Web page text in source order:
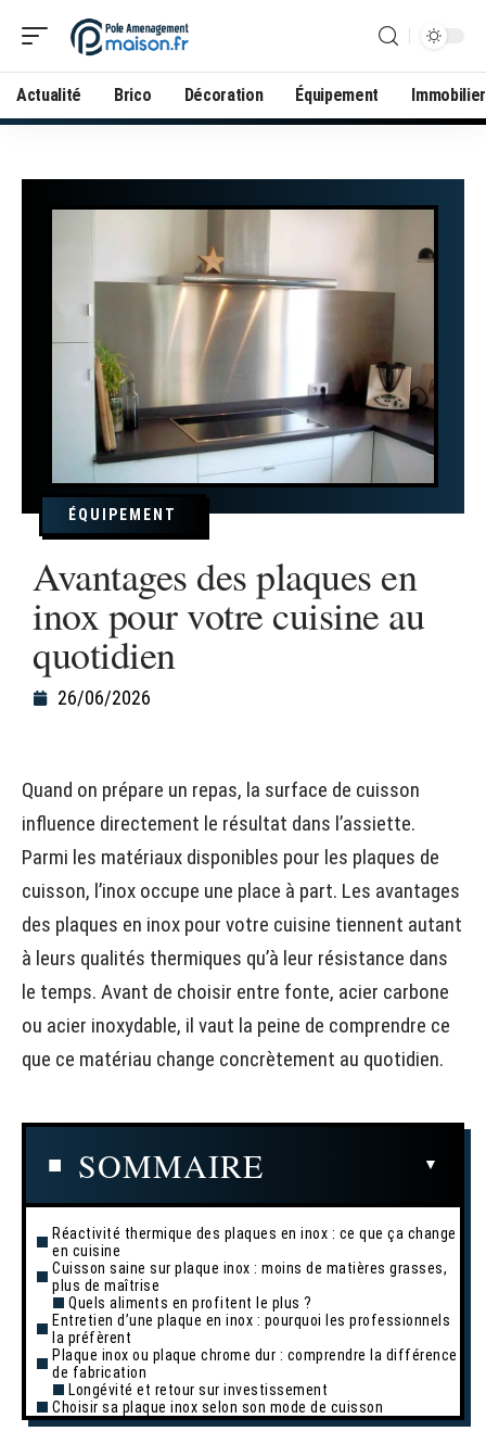
Actualité Brico Décoration Équipement Immobilier
ÉQUIPEMENT
Avantages des plaques en
inox pour votre cuisine au
quotidien
26/06/2026
Quand on prépare un repas, la surface de cuisson
influence directement le résultat dans l’assiette.
Parmi les matériaux disponibles pour les plaques de
cuisson, l’inox occupe une place à part. Les avantages
des plaques en inox pour votre cuisine tiennent autant
à leurs qualités thermiques qu’à leur résistance dans
le temps. Avant de choisir entre fonte, acier carbone
ou acier inoxydable, il vaut la peine de comprendre ce
que ce matériau change concrètement au quotidien.
SOMMAIRE
Réactivité thermique des plaques en inox : ce que ça change
en cuisine
Cuisson saine sur plaque inox : moins de matières grasses,
plus de maîtrise
Quels aliments en profitent le plus ?
Entretien d’une plaque en inox : pourquoi les professionnels
la préfèrent
Plaque inox ou plaque chrome dur : comprendre la différence
de fabrication
Longévité et retour sur investissement
Choisir sa plaque inox selon son mode de cuisson